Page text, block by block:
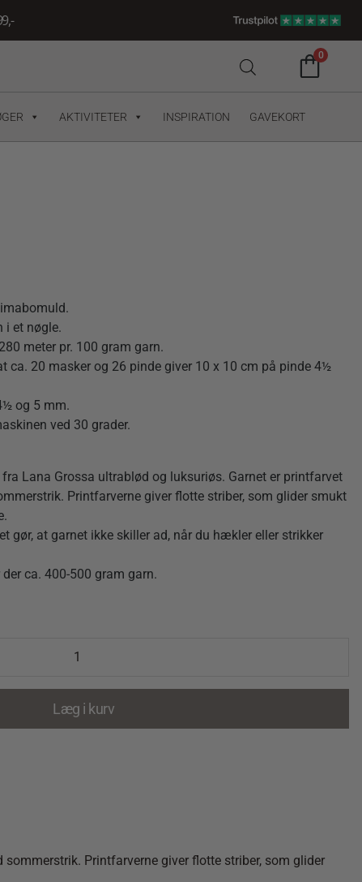
0
AKTIVITETER INSPIRATION GAVEKORT
i et nøgle.
meter pr. 100 gram garn.
ca. 20 masker og 26 pinde giver 10 x 10 cm på pinde 4½
og 5 mm.
ved 30 grader.
Lana Grossa ultrablød og luksuriøs. Garnet er printfarvet
Printfarverne giver flotte striber, som glider smukt
gør, at garnet ikke skiller ad, når du hækler eller strikker
ca. 400-500 gram garn.
Læg i kurv
Printfarverne giver flotte striber, som glider